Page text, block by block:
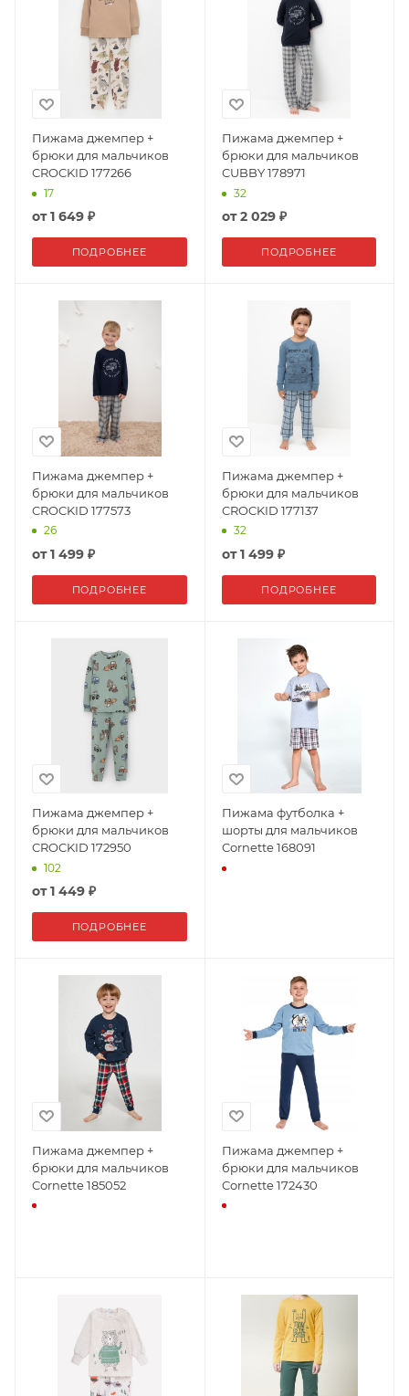
Пижама джемпер +
брюки для мальчиков
CROCKID 177266
17
от1 649 ₽
ПОДРОБНЕЕ
Пижама джемпер +
брюки для мальчиков
CUBBY 178971
32
от2 029 ₽
ПОДРОБНЕЕ
Пижама джемпер +
брюки для мальчиков
CROCKID 177573
26
от1 499 ₽
ПОДРОБНЕЕ
Пижама джемпер +
брюки для мальчиков
CROCKID 177137
32
от1 499 ₽
ПОДРОБНЕЕ
Пижама джемпер +
брюки для мальчиков
CROCKID 172950
102
от1 449 ₽
ПОДРОБНЕЕ
Пижама футболка +
шорты для мальчиков
Cornette 168091
Пижама джемпер +
брюки для мальчиков
Cornette 185052
Пижама джемпер +
брюки для мальчиков
Cornette 172430